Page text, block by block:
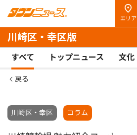
エリア
川崎区・幸区版
すべて トップニュース 文化
戻る
川崎区・幸区 コラム